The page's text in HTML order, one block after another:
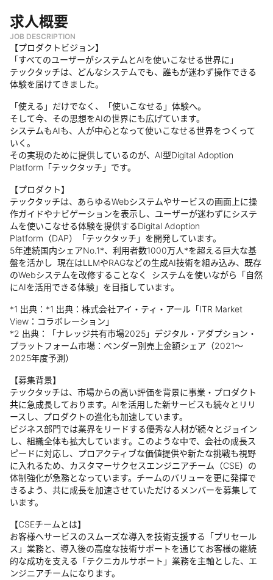
求人概要
JOB DESCRIPTION
【プロダクトビジョン】
「すべてのユーザーがシステムとAIを使いこなせる世界に」
テックタッチは、どんなシステムでも、誰もが迷わず操作できる
体験を届けてきました。
「使える」だけでなく、「使いこなせる」体験へ。
そして今、その思想をAIの世界にも広げています。
システムもAIも、人が中心となって使いこなせる世界をつくって
いく。
その実現のために提供しているのが、AI型Digital Adoption
Platform「テックタッチ」です。
【プロダクト】
テックタッチは、あらゆるWebシステムやサービスの画面上に操
作ガイドやナビゲーションを表示し、ユーザーが迷わずにシステ
ムを使いこなせる体験を提供するDigital Adoption
Platform（DAP）「テックタッチ」を開発しています。
5年連続国内シェアNo.1*、利用者数1000万人*を超える巨大な基
盤を活かし 現在はLLMやRAGなどの生成AI技術を組み込み、既存
のWebシステムを改修することなく システムを使いながら「自然
にAIを活用できる体験」を目指しています。
*1 出典：*1 出典：株式会社アイ・ティ・アール「ITR Market
View：コラボレーション」
*2 出典：「ナレッジ共有市場2025」デジタル・アダプション・
プラットフォーム市場：ベンダー別売上金額シェア（2021～
2025年度予測）
【募集背景】
テックタッチは、市場からの高い評価を背景に事業・プロダクト
共に急成長しております。AIを活用した新サービスも続々とリリ
ースし、プロダクトの進化も加速しています。
ビジネス部門では業界をリードする優秀な人材が続々とジョイン
し、組織全体も拡大しています。このような中で、会社の成長ス
ピードに対応し、プロアクティブな価値提供や新たな挑戦も視野
に入れるため、カスタマーサクセスエンジニアチーム（CSE）の
体制強化が急務となっています。チームのバリューを更に発揮で
きるよう、共に成長を加速させていただけるメンバーを募集して
います。
【CSEチームとは】
お客様へサービスのスムーズな導入を技術支援する「プリセール
ス」業務と、導入後の高度な技術サポートを通じてお客様の継続
的な成功を支える「テクニカルサポート」業務を主軸とした、エ
ンジニアチームになります。